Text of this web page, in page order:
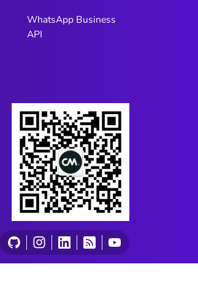
WhatsApp Business
API